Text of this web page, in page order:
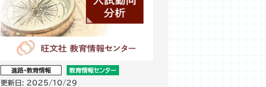
進路・教育情報 教育情報センター
更新日: 2025/10/29